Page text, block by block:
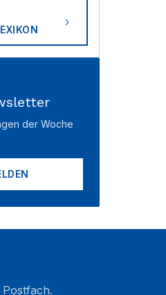
der Woche